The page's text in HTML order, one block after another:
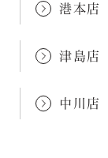
港本店
津島店
中川店